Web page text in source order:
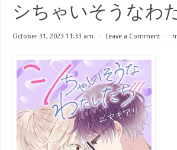
シちゃいそうなわ
October 31, 2023 11:33 am ⋅ Leave a Comment ⋅